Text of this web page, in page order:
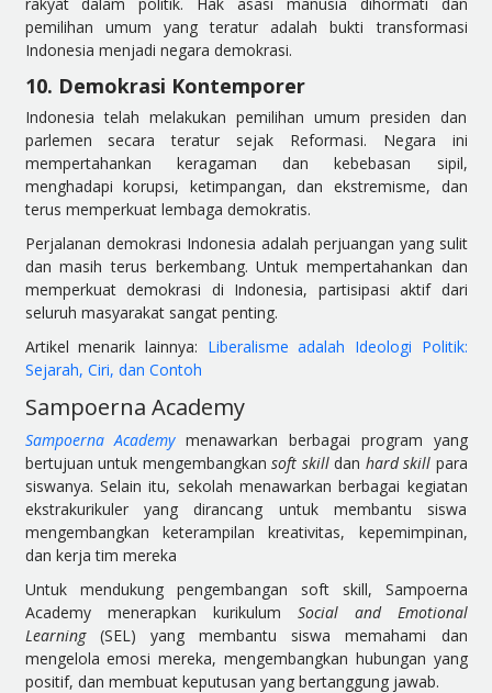
pemilihan umum yang teratur adalah bukti transformasi
Indonesia menjadi negara demokrasi.
10. Demokrasi Kontemporer
Indonesia telah melakukan pemilihan umum presiden dan
parlemen secara teratur sejak Reformasi. Negara ini
mempertahankan keragaman dan kebebasan sipil,
menghadapi korupsi, ketimpangan, dan ekstremisme, dan
terus memperkuat lembaga demokratis.
Perjalanan demokrasi Indonesia adalah perjuangan yang sulit
dan masih terus berkembang. Untuk mempertahankan dan
memperkuat demokrasi di Indonesia, partisipasi aktif dari
seluruh masyarakat sangat penting.
Artikel menarik lainnya: Liberalisme adalah Ideologi Politik:
Sejarah, Ciri, dan Contoh
Sampoerna Academy
Sampoerna Academymenawarkan berbagai program yang
bertujuan untuk mengembangkan soft skilldan hard skill para
siswanya. Selain itu, sekolah menawarkan berbagai kegiatan
ekstrakurikuler yang dirancang untuk membantu siswa
mengembangkan keterampilan kreativitas, kepemimpinan,
dan kerja tim mereka
Untuk mendukung pengembangan soft skill, Sampoerna
Academy menerapkan kurikulum Social and Emotional
Learning(SEL) yang membantu siswa memahami dan
mengelola emosi mereka, mengembangkan hubungan yang
positif, dan membuat keputusan yang bertanggung jawab.